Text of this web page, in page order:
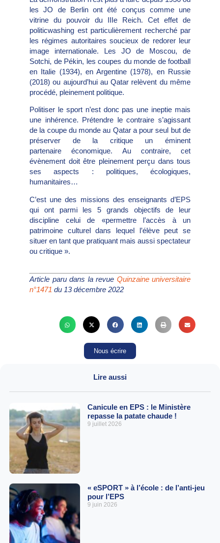
les JO de Berlin ont été conçus comme une
vitrine du pouvoir du IIIe Reich. Cet effet de
politicwashing est particulièrement recherché par
les régimes autoritaires soucieux de redorer leur
image internationale. Les JO de Moscou, de
Sotchi, de Pékin, les coupes du monde de football
en Italie (1934), en Argentine (1978), en Russie
(2018) ou aujourd’hui au Qatar relèvent du même
procédé, pleinement politique.
Politiser le sport n’est donc pas une ineptie mais
une inhérence. Prétendre le contraire s’agissant
de la coupe du monde au Qatar a pour seul but de
préserver de la critique un éminent
partenaire économique. Au contraire, cet
évènement doit être pleinement perçu dans tous
ses aspects : politiques, écologiques,
humanitaires…
C’est une des missions des enseignants d’EPS
qui ont parmi les 5 grands objectifs de leur
discipline celui de «permettre l’accès à un
patrimoine culturel dans lequel l’élève peut se
situer en tant que pratiquant mais aussi spectateur
ou critique ».
Article paru dans la revue Quinzaine universitaire
n°1471 du 13 décembre 2022
Nous écrire
Lire aussi
Canicule en EPS : le Ministère
repasse la patate chaude !
9 juillet 2026
« eSPORT » à l’école : de l’anti-jeu
pour l’EPS
9 juin 2026